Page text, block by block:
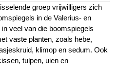
groep vrijwilligers zich
in de Valerius- en
veel van die boomspiegels
vaste planten, zoals hebe,
klimop en sedum. Ook
tulpen, uien en